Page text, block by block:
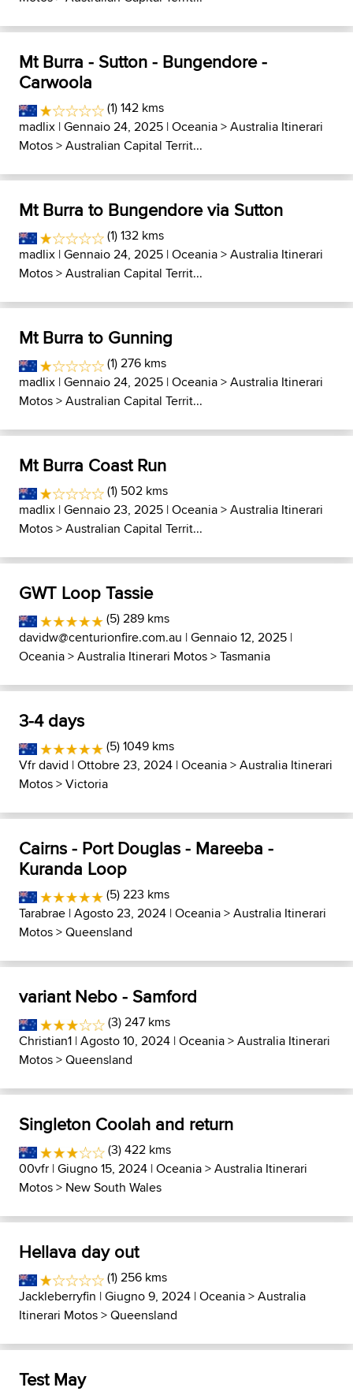
Mt Burra - Sutton - Bungendore -
Carwoola
(1) 142 kms
madlix | Gennaio 24, 2025 |Oceania>Australia Itinerari
Motos>Australian Capital Territ...
Mt Burra to Bungendore via Sutton
(1) 132 kms
madlix | Gennaio 24, 2025 |Oceania>Australia Itinerari
Motos>Australian Capital Territ...
Mt Burra to Gunning
(1) 276 kms
madlix | Gennaio 24, 2025 |Oceania>Australia Itinerari
Motos>Australian Capital Territ...
Mt Burra Coast Run
(1) 502 kms
madlix | Gennaio 23, 2025 |Oceania>Australia Itinerari
Motos>Australian Capital Territ...
GWT Loop Tassie
(5) 289 kms
davidw@centurionfire.com.au | Gennaio 12, 2025 |
Oceania>Australia Itinerari Motos>Tasmania
3-4 days
(5) 1049 kms
Vfr david | Ottobre 23, 2024 |Oceania>Australia Itinerari
Motos>Victoria
Cairns - Port Douglas - Mareeba -
Kuranda Loop
(5) 223 kms
Tarabrae | Agosto 23, 2024 |Oceania>Australia Itinerari
Motos>Queensland
variant Nebo - Samford
(3) 247 kms
Christian1 | Agosto 10, 2024 |Oceania>Australia Itinerari
Motos>Queensland
Singleton Coolah and return
(3) 422 kms
00vfr | Giugno 15, 2024 |Oceania>Australia Itinerari
Motos> New South Wales
Hellava day out
(1) 256 kms
Jackleberryfin | Giugno 9, 2024 |Oceania>Australia
Itinerari Motos>Queensland
Test May